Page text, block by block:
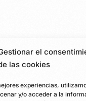
el
las cookies
experiencias,
y/o acceder a la